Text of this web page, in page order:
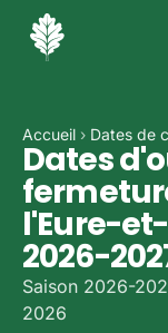
Accueil › Dates de
Dates
l'Eure-
2026-
Saison 2026-
2026